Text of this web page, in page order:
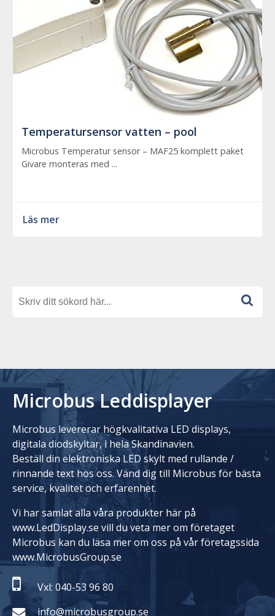
Temperatursensor vatten – pool
Microbus Temperatur sensor – MAF25 komplett paket
Givare monteras med ...
Läs mer
Microbus Leddisplayer
Microbus levererar högkvalitativa LED displays,
digitala diodskyltar, i hela Skandinavien.
Beställ din elektroniska LED skylt med rullande /
rinnande text hos oss. Vänd dig till Microbus för bästa
service, kvalitet och erfarenhet.
Vi har samlat alla våra produkter här på
www.LedDisplay.se vill du veta mer om företaget
Microbus kan du läsa mer om oss på vår företagssida
www.MicrobusGroup.se
Vxl: 040-53 96 80
info@microbusgroup.se